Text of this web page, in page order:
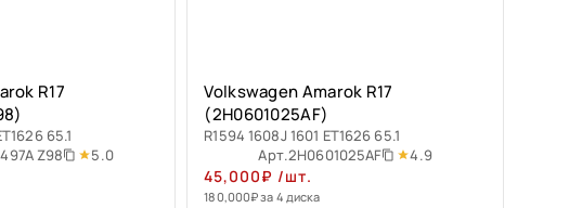
R17
65.1
Z98 5.0
Volkswagen Amarok R17
(2H0601025AF)
R1594 1608J 1601 ET1626 65.1
Арт.2H0601025AF 4.9
45,000₽ /шт.
180,000₽за 4 диска